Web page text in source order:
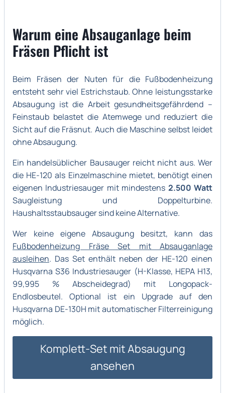
Warum eine Absauganlage beim
Fräsen Pflicht ist
Beim Fräsen der Nuten für die Fußbodenheizung
entsteht sehr viel Estrichstaub. Ohne leistungsstarke
Absaugung ist die Arbeit gesundheitsgefährdend –
Feinstaub belastet die Atemwege und reduziert die
Sicht auf die Fräsnut. Auch die Maschine selbst leidet
ohne Absaugung.
Ein handelsüblicher Bausauger reicht nicht aus. Wer
die HE-120 als Einzelmaschine mietet, benötigt einen
eigenen Industriesauger mit mindestens 2.500 Watt
Saugleistung und Doppelturbine.
Haushaltsstaubsauger sind keine Alternative.
Wer keine eigene Absaugung besitzt, kann das
Fußbodenheizung Fräse Set mit Absauganlage
ausleihen. Das Set enthält neben der HE-120 einen
Husqvarna S36 Industriesauger (H-Klasse, HEPA H13,
99,995 % Abscheidegrad) mit Longopack-
Endlosbeutel. Optional ist ein Upgrade auf den
Husqvarna DE-130H mit automatischer Filterreinigung
möglich.
Komplett-Set mit Absaugung
ansehen